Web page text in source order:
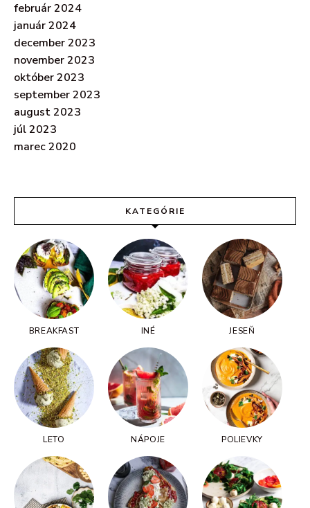
február 2024
január 2024
december 2023
november 2023
október 2023
september 2023
august 2023
júl 2023
marec 2020
KATEGÓRIE
BREAKFAST INÉ JESEŇ
LETO NÁPOJE POLIEVKY